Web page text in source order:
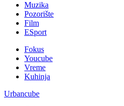
Muzika
Pozorište
Film
ESport
Fokus
Youcube
Vreme
Kuhinja
Urbancube